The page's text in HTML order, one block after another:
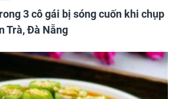
3 cô gái bị sóng cuốn khi chụp
Trà, Đà Nẵng